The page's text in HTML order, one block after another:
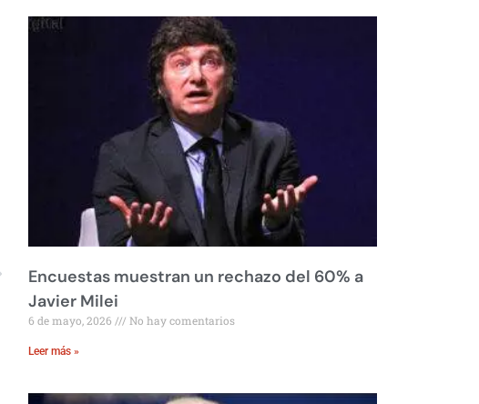
Encuestas muestran un rechazo del 60% a
Javier Milei
6 de mayo, 2026 No hay comentarios
Leer más »